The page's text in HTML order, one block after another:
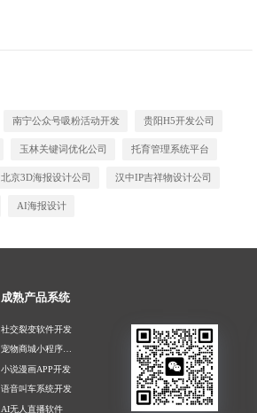
南宁公众号吸粉活动开发 贵阳H5开发公司
玉林关键词优化公司 托育管理系统平台
北京3D海报设计公司 汉中IP吉祥物设计公司
AI海报设计
成熟产品系统
社交裂变软件开发
宠物商城小程序开发
小说漫画APP开发
语音叫车系统开发
AI无人直播软件